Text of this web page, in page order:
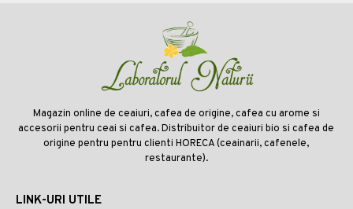
Magazin online de ceaiuri, cafea de origine, cafea cu arome si
accesorii pentru ceai si cafea. Distribuitor de ceaiuri bio si cafea de
origine pentru pentru clienti HORECA (ceainarii, cafenele,
restaurante).
LINK-URI UTILE